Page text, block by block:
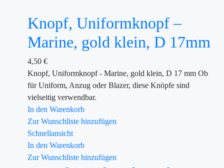
Knopf, Uniformknopf –
Marine, gold klein, D 17mm
4,50 €
Knopf, Uniformknopf - Marine, gold klein, D 17 mm Ob
für Uniform, Anzug oder Blazer, diese Knöpfe sind
vielseitig verwendbar.
In den Warenkorb
Zur Wunschliste hinzufügen
Schnellansicht
In den Warenkorb
Zur Wunschliste hinzufügen